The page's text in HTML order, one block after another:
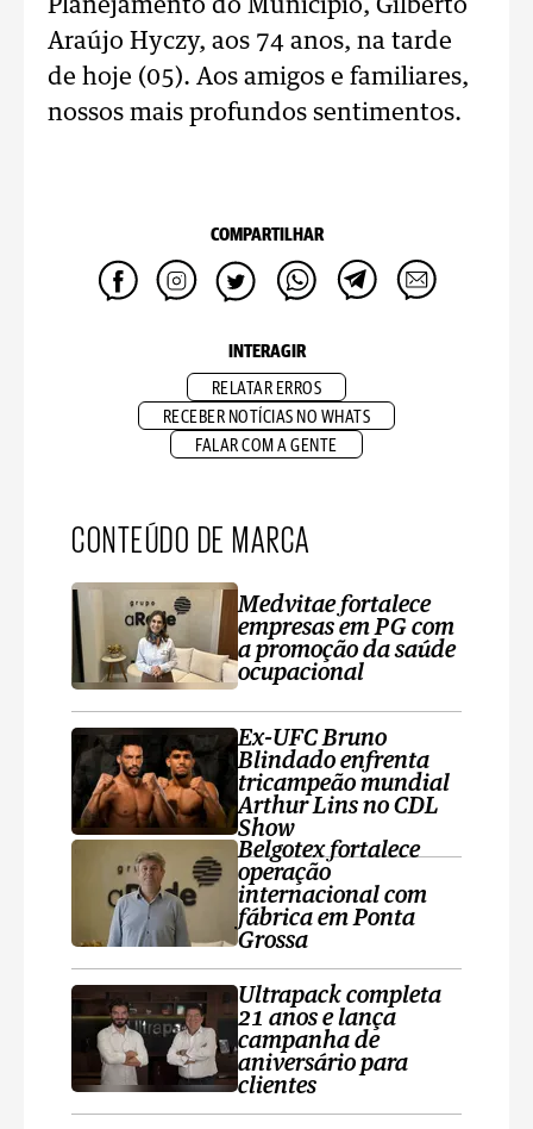
Planejamento do Município, Gilberto
Araújo Hyczy, aos 74 anos, na tarde
de hoje (05). Aos amigos e familiares,
nossos mais profundos sentimentos.
COMPARTILHAR
INTERAGIR
RELATAR ERROS
RECEBER NOTÍCIAS NO WHATS
FALAR COM A GENTE
CONTEÚDO DE MARCA
Medvitae fortalece
empresas em PG com
a promoção da saúde
ocupacional
Ex-UFC Bruno
Blindado enfrenta
tricampeão mundial
Arthur Lins no CDL
Show
Belgotex fortalece
operação
internacional com
fábrica em Ponta
Grossa
Ultrapack completa
21 anos e lança
campanha de
aniversário para
clientes